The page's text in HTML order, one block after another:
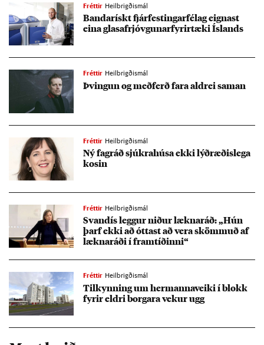
Fréttir Heilbrigðismál
Banda­rískt fjár­fest­ing­ar­fé­lag eign­ast
eina gla­sa­frjóvg­un­ar­fyr­ir­tæki Ís­lands
Fréttir Heilbrigðismál
Þving­un og með­ferð fara aldrei sam­an
Fréttir Heilbrigðismál
Ný fagráð sjúkra­húsa ekki lýð­ræð­is­lega
kos­in
Fréttir Heilbrigðismál
Svandís legg­ur nið­ur lækna­ráð: „Hún
þarf ekki að ótt­ast að vera skömm­uð af
lækna­ráði í fram­tíð­inni“
Fréttir Heilbrigðismál
Til­kynn­ing um her­manna­veiki í blokk
fyr­ir eldri borg­ara vek­ur ugg